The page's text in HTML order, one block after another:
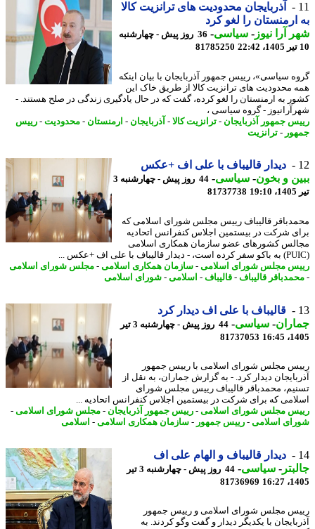
آذربایجان محدودیت های ترانزیت کالا
را لغو کرد
آرا نیوز-سیاسی-
36 روز پیش - چهارشنبه
81785250
سیاسی»، رییس جمهور آذربایجان با بیان اینکه
محدودیت های ترانزیت کالا از طریق خاک این
به ارمنستان را لغو کرده، گفت که در حال یادگیری زندگی در صلح هستند. -
- گروه سیاسی ،
جمهور آذربایجان-ترانزیت کالا-آذربایجان-ارمنستان-محدودیت-رییس
-ترانزیت
دیدار قالیباف با علی اف +عکس
و بخون-سیاسی-
44 روز پیش - چهارشنبه 3
81737738
قالیباف رییس مجلس شورای اسلامی که
شرکت در بیستمین اجلاس کنفرانس اتحادیه
کشورهای عضو سازمان همکاری اسلامی
مجلس شورای اسلامی-سازمان همکاری اسلامی-مجلس شورای اسلامی
قالیباف-قالیباف-اسلامی-شورای اسلامی
قالیباف با علی اف دیدار کرد
- سیاسی-
44 روز پیش - چهارشنبه 3 تیر
81737053
مجلس شورای اسلامی با رییس جمهور
دیدار کرد. - به گزارش جماران، به نقل از
محمدباقر قالیباف رییس مجلس شورای
که برای شرکت در بیستمین اجلاس کنفرانس اتحادیه ...
مجلس شورای اسلامی-رییس جمهور آذربایجان-مجلس شورای اسلامی-
اسلامی-رییس جمهور-سازمان همکاری اسلامی-اسلامی
دیدار قالیباف و الهام علی اف
-سیاسی-
44 روز پیش - چهارشنبه 3 تیر
81736969
مجلس شورای اسلامی و رییس جمهور
با یکدیگر دیدار و گفت وگو کردند. به